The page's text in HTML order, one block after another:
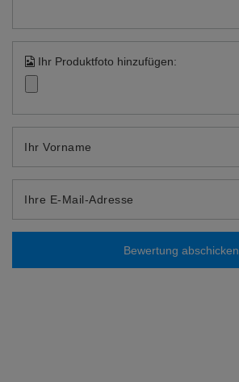
Ihr Produktfoto hinzufügen:
Ihr Vorname
Ihre E-Mail-Adresse
Bewertung abschicken